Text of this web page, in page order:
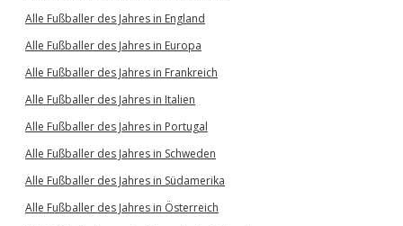
Alle Fußballer des Jahres in England
Alle Fußballer des Jahres in Europa
Alle Fußballer des Jahres in Frankreich
Alle Fußballer des Jahres in Italien
Alle Fußballer des Jahres in Portugal
Alle Fußballer des Jahres in Schweden
Alle Fußballer des Jahres in Südamerika
Alle Fußballer des Jahres in Österreich